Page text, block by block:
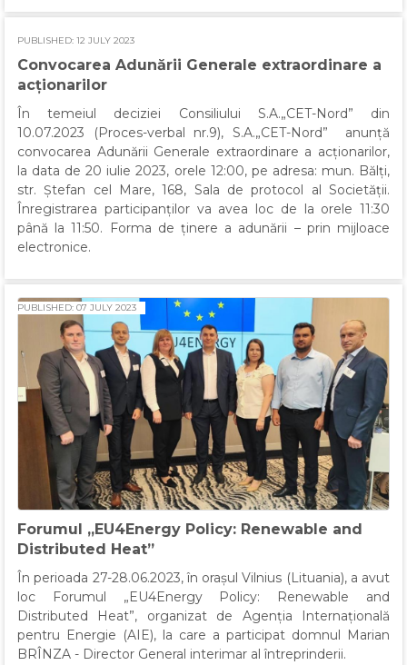
Convocarea Adunării Generale extraordinare a
acționarilor
PUBLISHED: 12 JULY 2023
În temeiul deciziei Consiliului S.A.„CET-Nord” din
10.07.2023 (Proces-verbal nr.9), S.A.„CET-Nord” anunță
convocarea Adunării Generale extraordinare a acționarilor,
la data de 20 iulie 2023, orele 12:00, pe adresa: mun. Bălți,
str. Ștefan cel Mare, 168, Sala de protocol al Societății.
Înregistrarea participanților va avea loc de la orele 11:30
până la 11:50. Forma de ținere a adunării – prin mijloace
electronice.
Forumul „EU4Energy Policy: Renewable and
Distributed Heat”
PUBLISHED: 07 JULY 2023
În perioada 27-28.06.2023, în orașul Vilnius (Lituania), a avut
loc Forumul „EU4Energy Policy: Renewable and
Distributed Heat”, organizat de Agenția Internațională
pentru Energie (AIE), la care a participat domnul Marian
BRÎNZA - Director General interimar al întreprinderii.